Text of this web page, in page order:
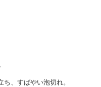
、すばやい泡切れ。